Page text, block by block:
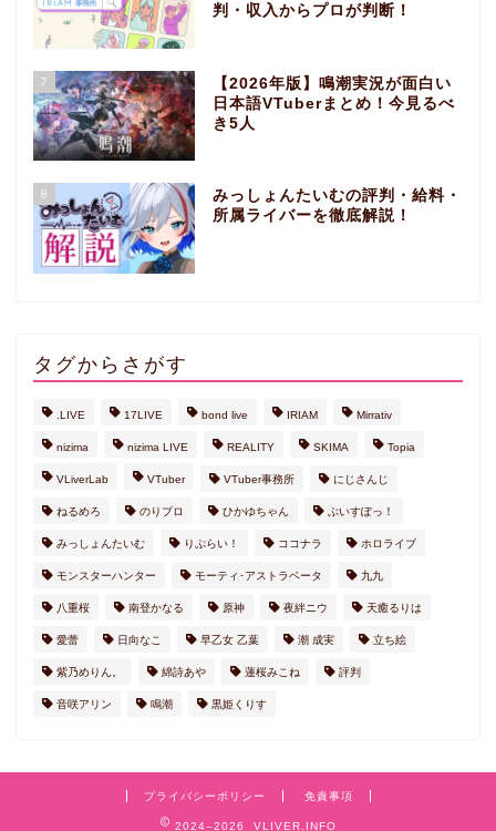
判・収入からプロが判断！
7
【2026年版】鳴潮実況が面白い
日本語VTuberまとめ！今見るべ
き5人
8
みっしょんたいむの評判・給料・
所属ライバーを徹底解説！
タグからさがす
.LIVE 17LIVE bond live IRIAM Mirrativ
nizima nizima LIVE REALITY SKIMA Topia
VLiverLab VTuber VTuber事務所 にじさんじ
ねるめろ のりプロ ひかゆちゃん ぶいすぽっ！
みっしょんたいむ りぷらい！ ココナラ ホロライブ
モンスターハンター モーティ･アストラベータ 九九
八重桜 南登かなる 原神 夜絆ニウ 天癒るりは
愛蕾 日向なこ 早乙女 乙葉 潮 成実 立ち絵
紫乃めりん。 綿詩あや 蓮桜みこね 評判
音咲アリン 鳴潮 黒姫くりす
プライバシーポリシー 免責事項
2024–2026 VLIVER.INFO